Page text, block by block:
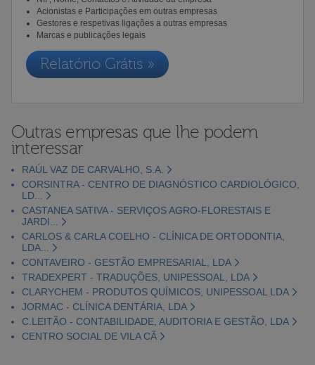
Acionistas e Participações em outras empresas
Gestores e respetivas ligações a outras empresas
Marcas e publicações legais
Relatório Grátis »
Outras empresas que lhe podem
interessar
RAÚL VAZ DE CARVALHO, S.A.
CORSINTRA - CENTRO DE DIAGNÓSTICO CARDIOLÓGICO,
LD...
CASTANEA SATIVA - SERVIÇOS AGRO-FLORESTAIS E
JARDI...
CARLOS & CARLA COELHO - CLÍNICA DE ORTODONTIA,
LDA...
CONTAVEIRO - GESTÃO EMPRESARIAL, LDA
TRADEXPERT - TRADUÇÕES, UNIPESSOAL, LDA
CLARYCHEM - PRODUTOS QUÍMICOS, UNIPESSOAL LDA
JORMAC - CLÍNICA DENTÁRIA, LDA
C.LEITÃO - CONTABILIDADE, AUDITORIA E GESTÃO, LDA
CENTRO SOCIAL DE VILA CÃ